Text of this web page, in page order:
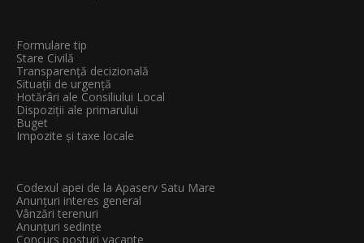
Formulare tip
Stare Civilă
Transparenţă decizională
Situații de urgență
Hotărâri ale Consiliului Local
Dispoziții ale primarului
Buget
Impozite și taxe locale
Codexul apei de la Apaserv Satu Mare
Anunțuri interes general
Vânzări terenuri
Anunțuri sedințe
Concurs posturi vacante